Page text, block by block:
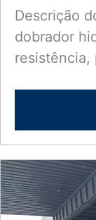
Descrição
dobrador
resistência,